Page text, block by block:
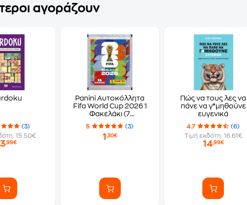
αγοράζουν
(3)
15.50€
,99€
Panini Αυτοκόλλητα
Fifa World Cup 2026 1
Φακελάκι (7
Αυτοκόλλητα)
5 (3)
1 ,30€
Πώς να τους λες να
πάνε να γ*μηθούνε
ευγενικά
4.7
(6)
Τιμή εκδότη: 16.61€
14,99€